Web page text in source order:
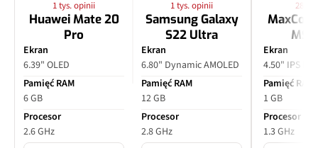
1 tys. opinii
Huawei Mate 20
Pro
Ekran
6.39" OLED
Pamięć RAM
6 GB
Procesor
2.6 GHz
1 tys. opinii
Samsung Galaxy
S22 Ultra
Ekran
6.80" Dynamic AMOLED
Pamięć RAM
12 GB
Procesor
2.8 GHz
28
Ekran
4.50" IPS
Pamięć RAM
1 GB
Procesor
1.3 GHz